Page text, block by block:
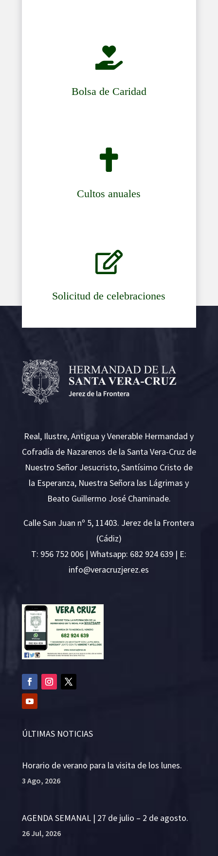

Bolsa de Caridad

Cultos anuales

Solicitud de celebraciones
Real, Ilustre, Antigua y Venerable Hermandad y
Cofradía de Nazarenos de la Santa Vera-Cruz de
Nuestro Señor Jesucristo, Santísimo Cristo de
la Esperanza, Nuestra Señora las Lágrimas y
Beato Guillermo José Chaminade.
Calle San Juan nº 5, 11403. Jerez de la Frontera
(Cádiz)
T: 956 752 006 | Whatsapp: 682 924 639 | E:
se.ze
rejzu
rcare
v@ofn
i
ÚLTIMAS NOTICIAS
Horario de verano para la visita de los lunes.
3 Ago, 2026
AGENDA SEMANAL | 27 de julio – 2 de agosto.
26 Jul, 2026